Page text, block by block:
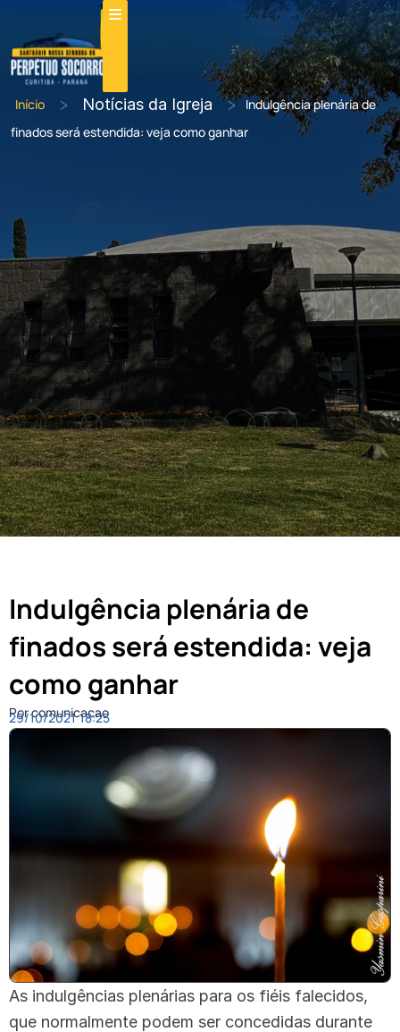
Início > Notícias da Igreja > Indulgência plenária de
finados será estendida: veja como ganhar
Indulgência plenária de
finados será estendida: veja
como ganhar
Por comunicacao
29/10/2021 18:25
As indulgências plenárias para os fiéis falecidos,
que normalmente podem ser concedidas durante